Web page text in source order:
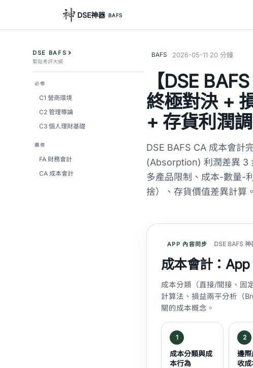
DSE神器 BAFS
DSE BAFS
緊貼考評大綱
必修
C1 營商環境
C2 管理導論
C3 個人理財基礎
選修
FA 財務會計
CA 成本會計
BAFS 2026-05-11·20 分鐘
【DSE
終極對決 +
+ 存貨利潤
DSE BAFS CA 成本會計
(Absorption) 利潤差異 3
多產品限制、成本-數量-
捨）、存貨價值差異計算。
APP 內容同步 DSE BAFS 神
成本會計：
成本分類（直接/間接、固
計算法、損益兩平分析（
關的成本概念。
1
成本分類與成
本行為
2
邊
收